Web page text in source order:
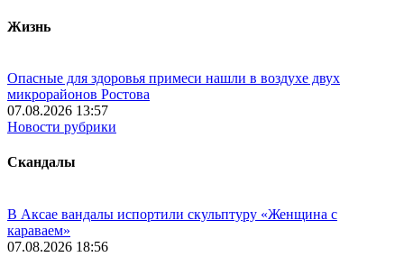
Жизнь
Опасные для здоровья примеси нашли в воздухе двух
микрорайонов Ростова
07.08.2026 13:57
Новости рубрики
Скандалы
В Аксае вандалы испортили скульптуру «Женщина с
караваем»
07.08.2026 18:56